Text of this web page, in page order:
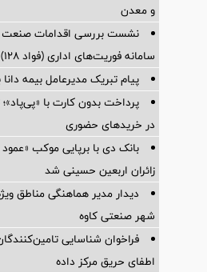
و معدن
نشست بررسی اقدامات صنعت
سامانه فوریت‌های اداری (فواد ۱۲۸)
پیام ‌تبریک‌ مدیرعامل بیمه
پرداخت بدون کارت با
در خریدهای حضوری
بانک دی با برپایی موکب
زائران اربعین حسینی شد
دیدار مدیر هماهنگی مناطق
شهر صنعتی کاوه
فراخوان شناسایی
اطفای حریق مرکز داده